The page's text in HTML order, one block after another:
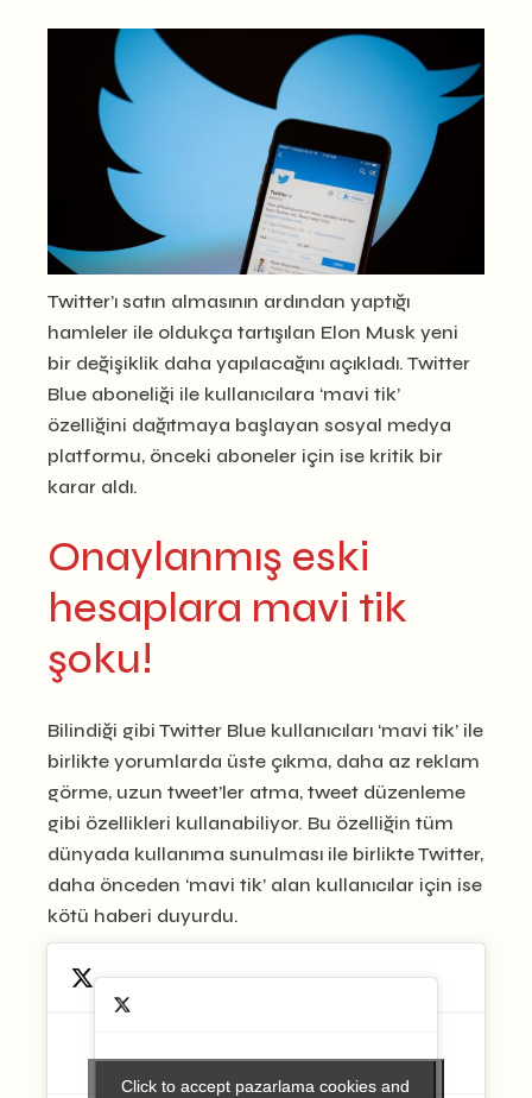
Twitter’ı satın almasının ardından yaptığı
hamleler ile oldukça tartışılan Elon Musk yeni
bir değişiklik daha yapılacağını açıkladı. Twitter
Blue aboneliği ile kullanıcılara ‘mavi tik’
özelliğini dağıtmaya başlayan sosyal medya
platformu, önceki aboneler için ise kritik bir
karar aldı.
Onaylanmış eski
hesaplara mavi tik
şoku!
Bilindiği gibi Twitter Blue kullanıcıları ‘mavi tik’ ile
birlikte yorumlarda üste çıkma, daha az reklam
görme, uzun tweet’ler atma, tweet düzenleme
gibi özellikleri kullanabiliyor. Bu özelliğin tüm
dünyada kullanıma sunulması ile birlikte Twitter,
daha önceden ‘mavi tik’ alan kullanıcılar için ise
kötü haberi duyurdu.
Click to accept pazarlama cookies and
Click to accept pazarlama cookies and